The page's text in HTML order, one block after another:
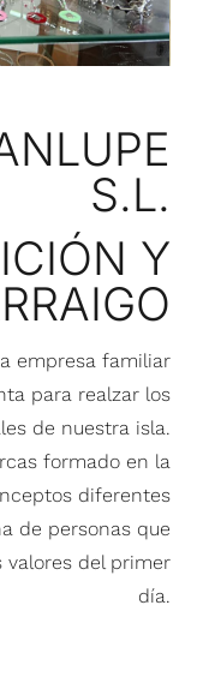
S.L.
Y
empresa familiar
para realzar los
de nuestra isla.
formado en la
diferentes
de personas que
valores del primer
día.